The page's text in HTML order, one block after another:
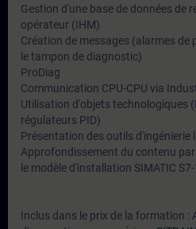
Gestion d'une base de données de
opérateur (IHM)
Création de messages (alarmes de
le tampon de diagnostic)
ProDiag
Communication CPU-CPU via
Utilisation d'objets technologiques
régulateurs PID)
Présentation des outils d'ingénierie
Approfondissement du contenu
le modèle d'installation SIMATIC
Inclus dans le prix de la formation